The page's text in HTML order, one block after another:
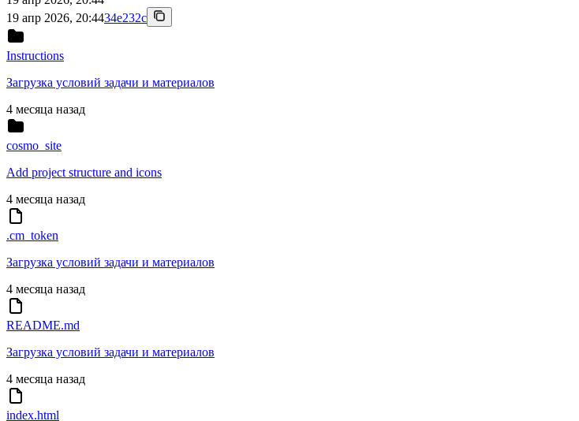
19 апр 2026, 20:4434e232c
Instructions
Загрузка условий задачи и материалов
4 месяца назад
cosmo_site
Add project structure and icons
4 месяца назад
.cm_token
Загрузка условий задачи и материалов
4 месяца назад
README.md
Загрузка условий задачи и материалов
4 месяца назад
index.html